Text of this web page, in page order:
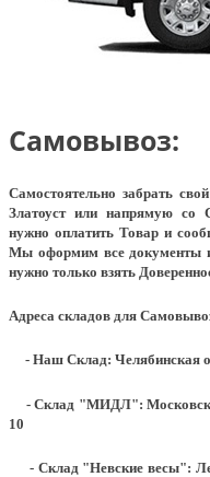
Самовывоз:
Самостоятельно забрать
Златоуст или напрямую со
нужно оплатить Товар и
Мы оформим все документы
нужно только взять
Адреса складов для
- Наш Склад: Челябинская
- Склад "МИДЛ":
10
- Склад "Невские весы":